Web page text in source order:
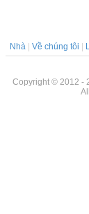
Nhà Về chúng tôi
Copyright © 2012 -